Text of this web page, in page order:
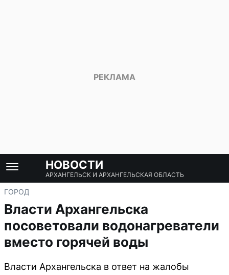
НОВОСТИ
АРХАНГЕЛЬСК И АРХАНГЕЛЬСКАЯ ОБЛАСТЬ
ГОРОД
Власти Архангельска
посоветовали водонагреватели
вместо горячей воды
Власти Архангельска в ответ на жалобы